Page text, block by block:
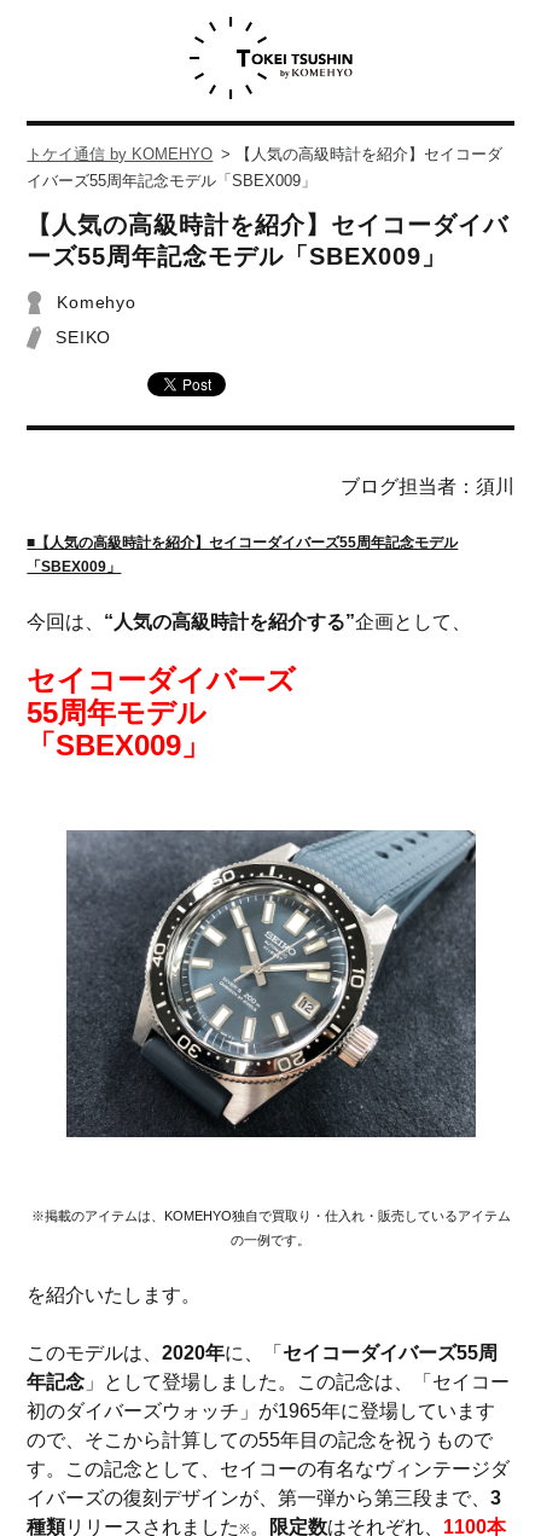
トケイ通信 by KOMEHYO >
【人気の高級時計を紹介】セイコーダ
イバーズ55周年記念モデル「SBEX009」
【人気の高級時計を紹介】セイコーダイバ
ーズ55周年記念モデル「SBEX009」
Komehyo
SEIKO
ブログ担当者：須川
■【人気の高級時計を紹介】セイコーダイバーズ55周年記念モデル
「SBEX009」
今回は、 “人気の高級時計を紹介する”企画として、
セイコーダイバーズ
55周年モデル
「SBEX009」
※掲載のアイテムは、KOMEHYO独自で買取り・仕入れ・販売しているアイテム
の一例です。
を紹介いたします。
このモデルは、2020年に、「 セイコーダイバーズ55周
年記念 」として登場しました。この記念は、「セイコー
初のダイバーズウォッチ」が1965年に登場しています
ので、そこから計算しての55年目の記念を祝うもので
す。この記念として、セイコーの有名なヴィンテージダ
イバーズの復刻デザインが、第一弾から第三段まで、3
種類リリースされました※。 限定数はそれぞれ、 1100本